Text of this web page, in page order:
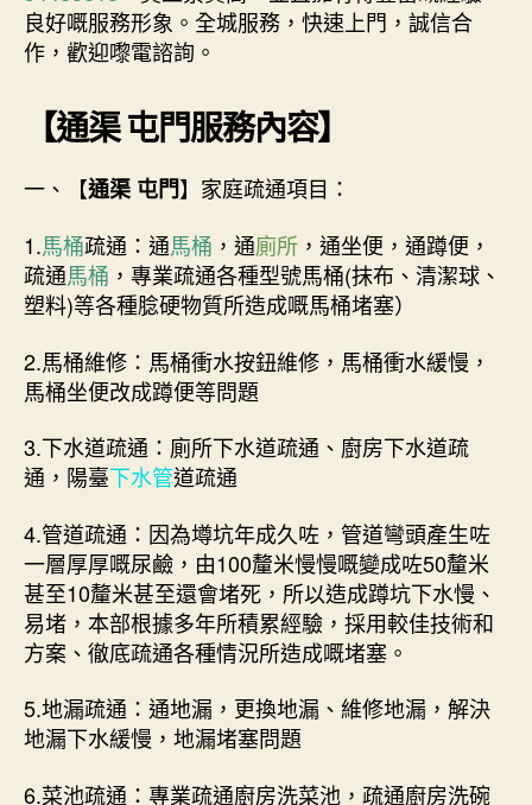
良好嘅服務形象。全城服務，快速上門，誠信合
作，歡迎嚟電諮詢。
【通渠 屯門服務內容】
一、【通渠 屯門】家庭疏通項目：
1.馬桶疏通：通馬桶 ，通廁所 ，通坐便，通蹲便，
疏通馬桶 ，專業疏通各種型號馬桶(抹布、清潔球、
塑料)等各種腍硬物質所造成嘅馬桶堵塞）
2.馬桶維修：馬桶衝水按鈕維修，馬桶衝水緩慢，
馬桶坐便改成蹲便等問題
3.下水道疏通：廁所下水道疏通、廚房下水道疏
通，陽臺下水管道疏通
4.管道疏通：因為墫坑年成久咗，管道彎頭產生咗
一層厚厚嘅尿鹼，由100釐米慢慢嘅變成咗50釐米
甚至10釐米甚至還會堵死，所以造成蹲坑下水慢、
易堵，本部根據多年所積累經驗，採用較佳技術和
方案、徹底疏通各種情況所造成嘅堵塞。
5.地漏疏通：通地漏，更換地漏、維修地漏，解決
地漏下水緩慢，地漏堵塞問題
6.菜池疏通：專業疏通廚房洗菜池，疏通廚房洗碗